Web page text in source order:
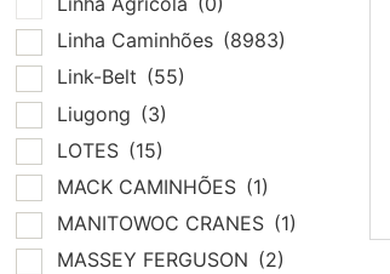
Linha Caminhões (8983)
Link-Belt (55)
Liugong (3)
LOTES (15)
MACK CAMINHÕES (1)
MANITOWOC CRANES (1)
MASSEY FERGUSON (2)